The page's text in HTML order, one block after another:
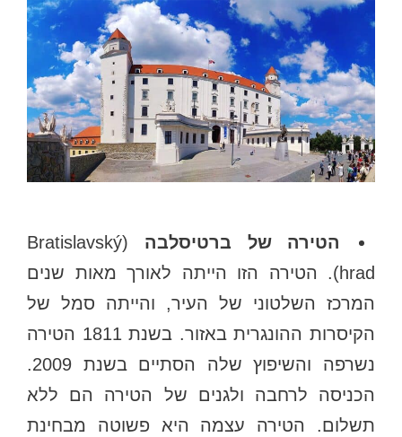
הטירה של ברטיסלבה
(Bratislavský
hrad). הטירה הזו הייתה לאורך מאות שנים
המרכז השלטוני של העיר, והייתה סמל של
הקיסרות ההונגרית באזור. בשנת 1811 הטירה
נשרפה והשיפוץ שלה הסתיים בשנת 2009.
הכניסה לרחבה ולגנים של הטירה הם ללא
תשלום. הטירה עצמה היא פשוטה מבחינת